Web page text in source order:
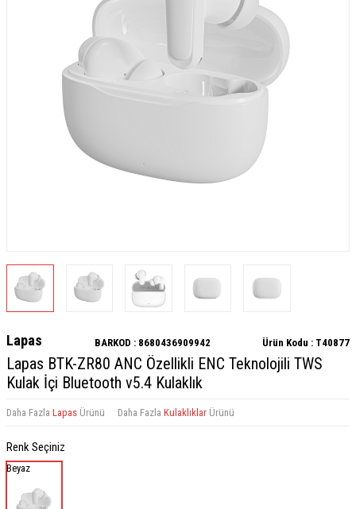
Lapas BARKOD : 8680436909942 Ürün Kodu : T40877
Lapas BTK-ZR80 ANC Özellikli ENC Teknolojili TWS
Kulak İçi Bluetooth v5.4 Kulaklık
Daha Fazla Lapas Ürünü Daha Fazla Kulaklıklar Ürünü
Renk Seçiniz
Beyaz